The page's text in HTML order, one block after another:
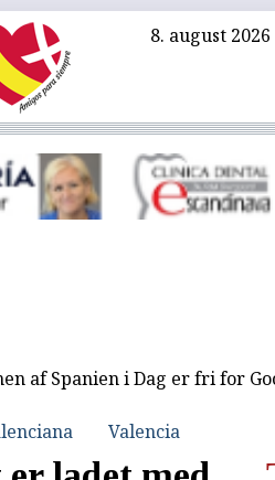
8. august 2026
af Spanien i Dag er fri for
Valencia